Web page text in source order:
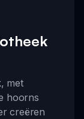
met
hoorns
creëren